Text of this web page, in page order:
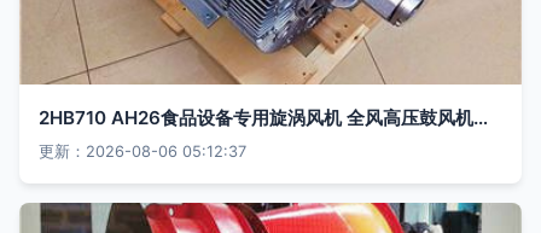
2HB710 AH26食品设备专用旋涡风机 全风高压鼓风机引领智造通风新风尚
更新：2026-08-06 05:12:37